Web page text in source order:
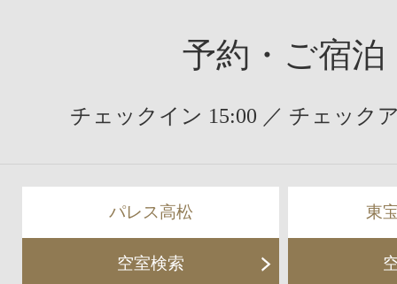
予約・ご宿泊
チェックイン 15:00 ／ チェック
パレス高松
空室検索
東